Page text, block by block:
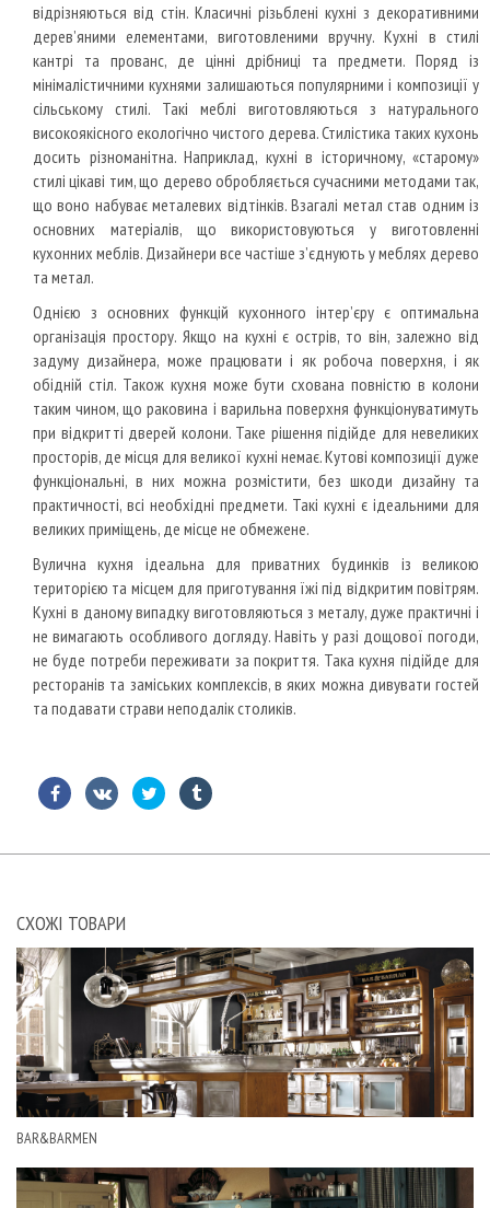
відрізняються від стін. Класичні різьблені кухні з декоративними
дерев’яними елементами, виготовленими вручну. Кухні в стилі
кантрі та прованс, де цінні дрібниці та предмети. Поряд із
мінімалістичними кухнями залишаються популярними і композиції у
сільському стилі. Такі меблі виготовляються з натурального
високоякісного екологічно чистого дерева. Стилістика таких кухонь
досить різноманітна. Наприклад, кухні в історичному, «старому»
стилі цікаві тим, що дерево обробляється сучасними методами так,
що воно набуває металевих відтінків. Взагалі метал став одним із
основних матеріалів, що використовуються у виготовленні
кухонних меблів. Дизайнери все частіше з’єднують у меблях дерево
та метал.
Однією з основних функцій кухонного інтер’єру є оптимальна
організація простору. Якщо на кухні є острів, то він, залежно від
задуму дизайнера, може працювати і як робоча поверхня, і як
обідній стіл. Також кухня може бути схована повністю в колони
таким чином, що раковина і варильна поверхня функціонуватимуть
при відкритті дверей колони. Таке рішення підійде для невеликих
просторів, де місця для великої кухні немає. Кутові композиції дуже
функціональні, в них можна розмістити, без шкоди дизайну та
практичності, всі необхідні предмети. Такі кухні є ідеальними для
великих приміщень, де місце не обмежене.
Вулична кухня ідеальна для приватних будинків із великою
територією та місцем для приготування їжі під відкритим повітрям.
Кухні в даному випадку виготовляються з металу, дуже практичні і
не вимагають особливого догляду. Навіть у разі дощової погоди,
не буде потреби переживати за покриття. Така кухня підійде для
ресторанів та заміських комплексів, в яких можна дивувати гостей
та подавати страви неподалік столиків.
СХОЖІ ТОВАРИ
BAR&BARMEN